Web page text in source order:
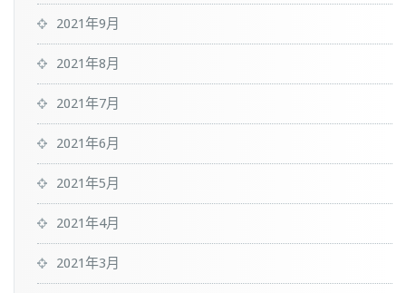
2021年9月
2021年8月
2021年7月
2021年6月
2021年5月
2021年4月
2021年3月